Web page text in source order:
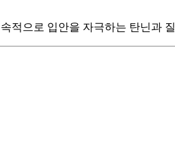
적으로 입안을 자극하는 탄닌과